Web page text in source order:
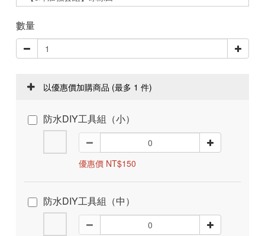
數量
以優惠價加購商品 (最多 1 件)
防水DIY工具組（小）
優惠價 NT$150
防水DIY工具組（中）